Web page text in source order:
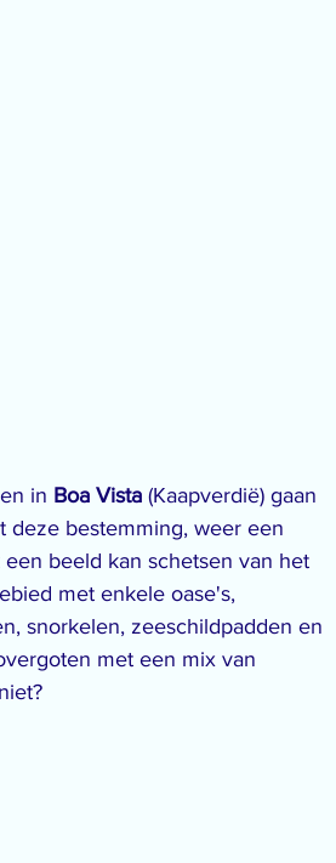
in Boa Vista (Kaapverdië) gaan
deze bestemming, weer een
beeld kan schetsen van het
met enkele oase's,
snorkelen, zeeschildpadden en
met een mix van